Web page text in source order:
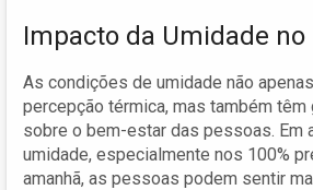
Impacto da Umidade no
As condições de umidade não
percepção térmica, mas também têm
sobre o bem-estar das pessoas. Em
umidade, especialmente nos 100%
amanhã, as pessoas podem sentir